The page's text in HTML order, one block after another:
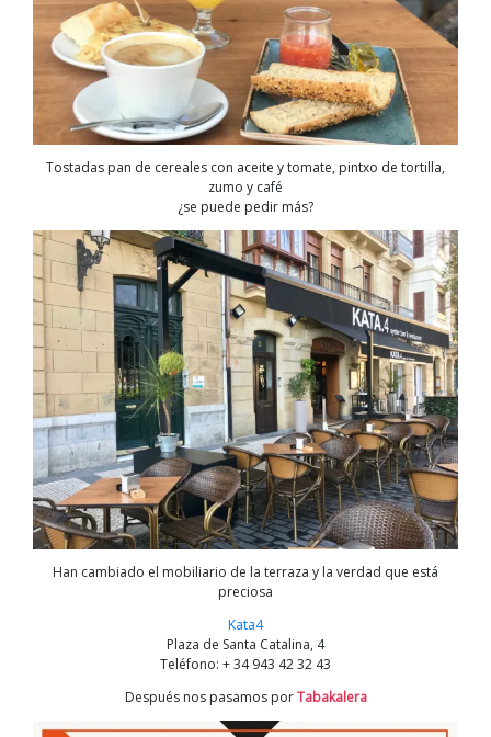
Tostadas pan de cereales con aceite y tomate, pintxo de tortilla,
zumo y café
¿se puede pedir más?
Han cambiado el mobiliario de la terraza y la verdad que está
preciosa
Kata4
Plaza de Santa Catalina, 4
Teléfono: + 34 943 42 32 43
Después nos pasamos porTabakalera